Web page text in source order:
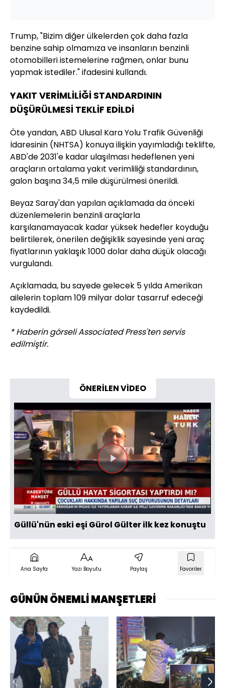
Trump, "Bizim diğer ülkelerden çok daha fazla
benzine sahip olmamıza ve insanların benzinli
otomobilleri istemelerine rağmen, onlar bunu
yapmak istediler." ifadesini kullandı.
YAKIT VERİMLİLİĞİ STANDARDININ
DÜŞÜRÜLMESİ TEKLİF EDİLDİ
Öte yandan, ABD Ulusal Kara Yolu Trafik Güvenliği
İdaresinin (NHTSA) konuya ilişkin yayımladığı teklifte,
ABD'de 2031'e kadar ulaşılması hedeflenen yeni
araçların ortalama yakıt verimliliği standardının,
galon başına 34,5 mile düşürülmesi önerildi.
Beyaz Saray'dan yapılan açıklamada da önceki
düzenlemelerin benzinli araçlarla
karşılanamayacak kadar yüksek hedefler koyduğu
belirtilerek, önerilen değişiklik sayesinde yeni araç
fiyatlarının yaklaşık 1000 dolar daha düşük olacağı
vurgulandı.
Açıklamada, bu sayede gelecek 5 yılda Amerikan
ailelerin toplam 109 milyar dolar tasarruf edeceği
kaydedildi.
* Haberin görseli Associated Press'ten servis
edilmiştir.
ÖNERİLEN VİDEO
Videoyu
Oynat
Güllü'nün eski eşi Gürol Gülter ilk kez konuştu
Ana Sayfa Yazı Boyutu Paylaş Favoriler
GÜNÜN ÖNEMLİ MANŞETLERİ